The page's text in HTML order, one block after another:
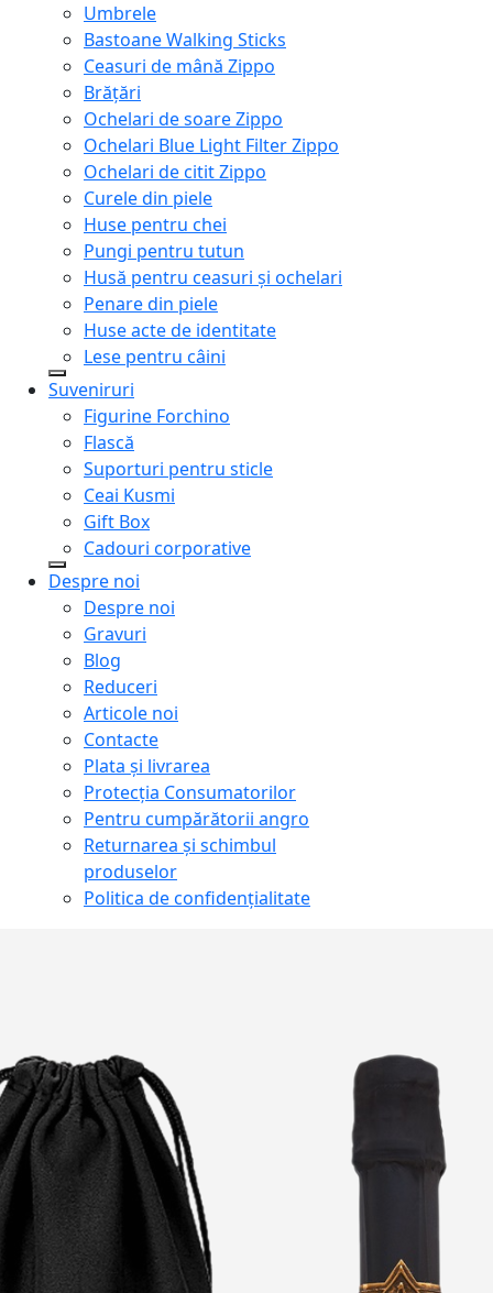
Umbrele
Bastoane Walking Sticks
Ceasuri de mână Zippo
Brățări
Ochelari de soare Zippo
Ochelari Blue Light Filter Zippo
Ochelari de citit Zippo
Curele din piele
Huse pentru chei
Pungi pentru tutun
Husă pentru ceasuri și ochelari
Penare din piele
Huse acte de identitate
Lese pentru câini
Suveniruri
Figurine Forchino
Flască
Suporturi pentru sticle
Ceai Kusmi
Gift Box
Cadouri corporative
Despre noi
Despre noi
Gravuri
Blog
Reduceri
Articole noi
Contacte
Plata și livrarea
Protecţia Consumatorilor
Pentru cumpărătorii angro
Returnarea și schimbul
produselor
Politica de confidențialitate